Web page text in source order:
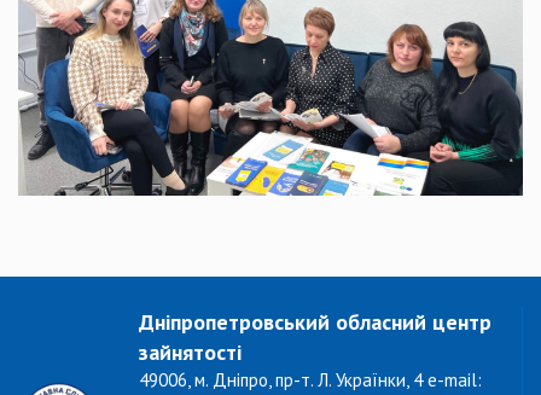
Дніпропетровський обласний центр
зайнятості
49006, м. Дніпро, пр-т. Л. Українки, 4 e-mail: